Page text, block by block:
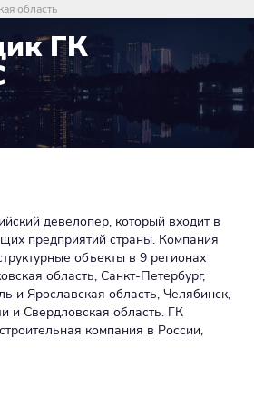
область
ГК
девелопер, который входит в
предприятий страны. Компания
объекты в 9 регионах
область, Санкт-Петербург,
и Ярославская область, Челябинск,
и Свердловская область. ГК
компания в России,
внедрять в проектах «умные
солнечные панели на